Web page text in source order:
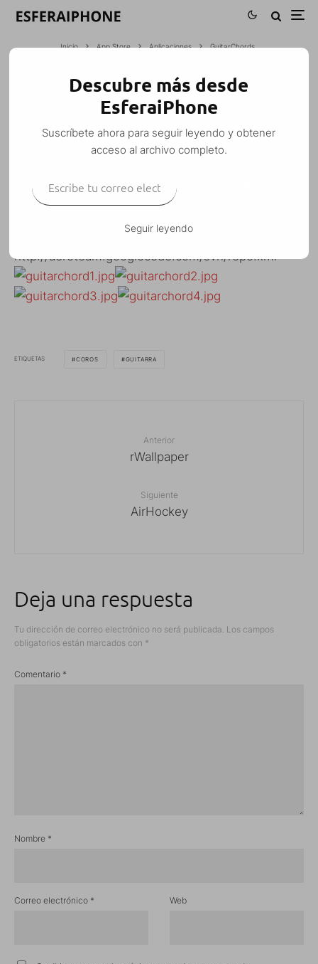
Inicio App Store Aplicaciones GuitarChords
GUITARCHORDS
Aplicaciones 26 marzo, 2008 · 1 Minuto de lectura
No entiendo mucho de guitarra, pero creo que esto
Lo podéis descargar desde la fuente:
http://aeroteam.googlecode.com/svn/repo.xml
ETIQUETAS COROS GUITARRA
Anterior
rWallpaper
Siguiente
AirHockey
Deja una respuesta
Tu dirección de correo electrónico no será publicada. Los campos
obligatorios están marcados con *
Comentario *
Nombre *
Correo electrónico * Web
Descubre más desde
EsferaiPhone
Suscríbete ahora para seguir leyendo y obtener
acceso al archivo completo.
Seguir leyendo